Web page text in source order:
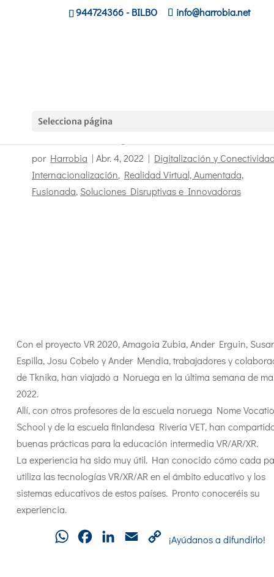
944724366- BILBO info@harrobia.net
Selecciona página
por Harrobia | Abr. 4, 2022 | Digitalización y
Internacionalización, Realidad Virtual, Aumentada,
Fusionada, Soluciones Disruptivas e Innovadoras
Con el proyecto VR 2020, Amagoia Zubia, Ander Erguin,
Espilla, Josu Cobelo y Ander Mendia, trabajadores y
de Tknika, han viajado a Noruega en la última semana de
2022.
Allí, con otros profesores de la escuela noruega Nome
School y de la escuela finlandesa Riveria VET, han
buenas prácticas para la educación intermedia VR/AR/XR.
La experiencia ha sido muy útil. Han conocido cómo cada
utiliza las tecnologías VR/XR/AR en el ámbito educativo y los
sistemas educativos de estos países. Pronto conoceréis su
experiencia.
WhatsAppFacebookLinkedInEmail
Copy
¡Ayúdanos a difundirlo!